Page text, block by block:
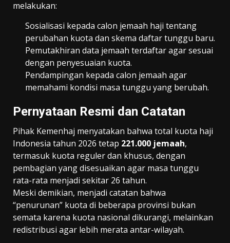
melakukan:
Sosialisasi kepada calon jemaah haji tentang
perubahan kuota dan skema daftar tunggu baru.
Pemutakhiran data jemaah terdaftar agar sesuai
dengan penyesuaian kuota.
Pendampingan kepada calon jemaah agar
memahami kondisi masa tunggu yang berubah.
Pernyataan Resmi dan Catatan
Pihak Kemenhaj menyatakan bahwa total kuota haji
Indonesia tahun 2026 tetap 221.000 jemaah,
termasuk kuota reguler dan khusus, dengan
pembagian yang disesuaikan agar masa tunggu
rata-rata menjadi sekitar 26 tahun.
Meski demikian, menjadi catatan bahwa
“penurunan” kuota di beberapa provinsi bukan
semata karena kuota nasional dikurangi, melainkan
redistribusi agar lebih merata antar-wilayah.